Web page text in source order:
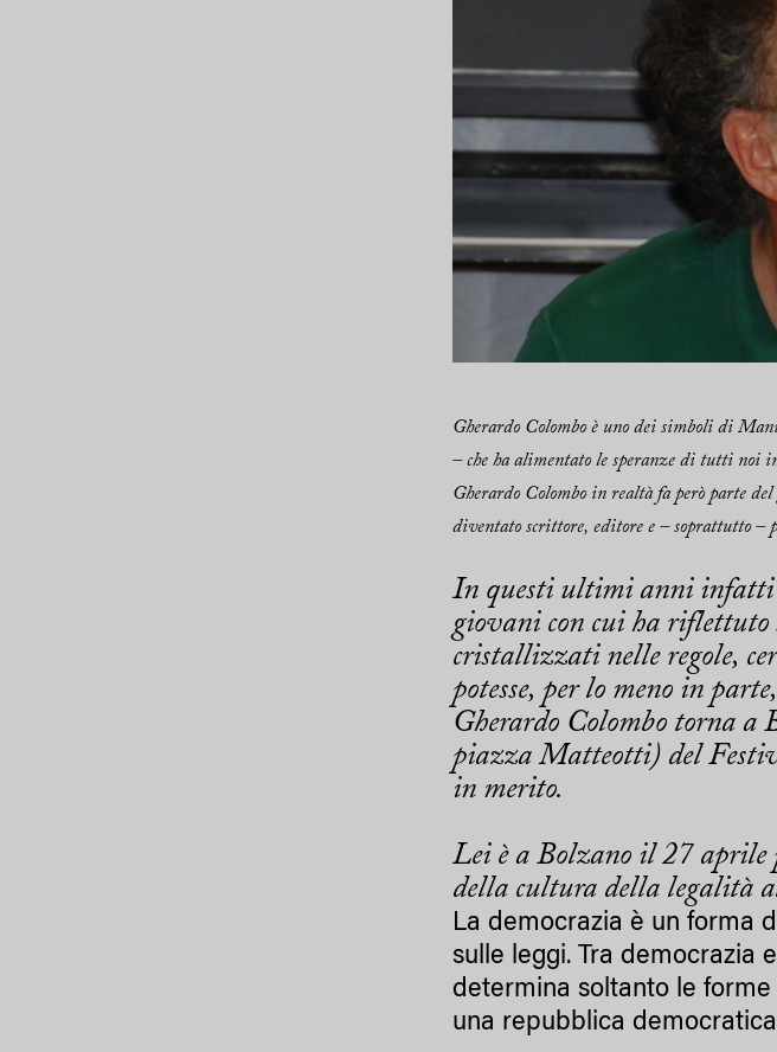
Gherardo Colombo è uno dei simboli di
– che ha alimentato le speranze di tutti noi
Gherardo Colombo in realtà fa però parte
diventato scrittore, editore e – soprattutto –
In questi ultimi anni infatti
giovani con cui ha riflettuto
cristallizzati nelle regole,
potesse, per lo meno in
Gherardo Colombo torna a
piazza Matteotti) del
in merito.
Lei è a Bolzano il 27 aprile
della cultura della legalità
La democrazia è un forma
sulle leggi. Tra democrazia
determina soltanto le forme
una repubblica